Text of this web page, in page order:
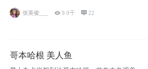
张英俊___ 9.0千 22
哥本哈根 美人鱼